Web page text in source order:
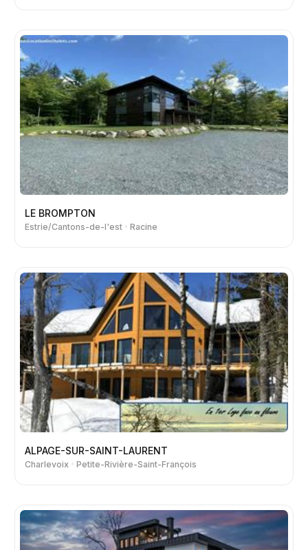
LE BROMPTON
Estrie/Cantons-de-l'est Racine
ALPAGE-SUR-SAINT-LAURENT
Charlevoix Petite-Rivière-Saint-François